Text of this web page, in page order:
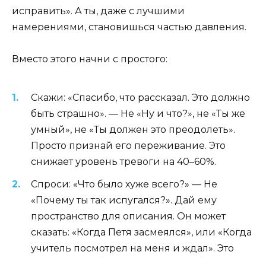
исправить». А ты, даже с лучшими
намерениями, становишься частью давления.
Вместо этого начни с простого:
Скажи: «Спасибо, что рассказал. Это должно
быть страшно». — Не «Ну и что?», не «Ты же
умный», не «Ты должен это преодолеть».
Просто признай его переживание. Это
снижает уровень тревоги на 40–60%.
Спроси: «Что было хуже всего?» — Не
«Почему ты так испугался?». Дай ему
пространство для описания. Он может
сказать: «Когда Петя засмеялся», или «Когда
учитель посмотрел на меня и ждал». Это